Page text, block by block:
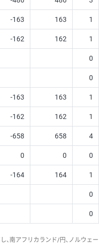
-163 163 1
-162 162 1
0
0
-163 163 1
-162 162 1
-658 658 4
0 0 0
-164 164 1
0
0
、南アフリカランド/円、ノルウェー